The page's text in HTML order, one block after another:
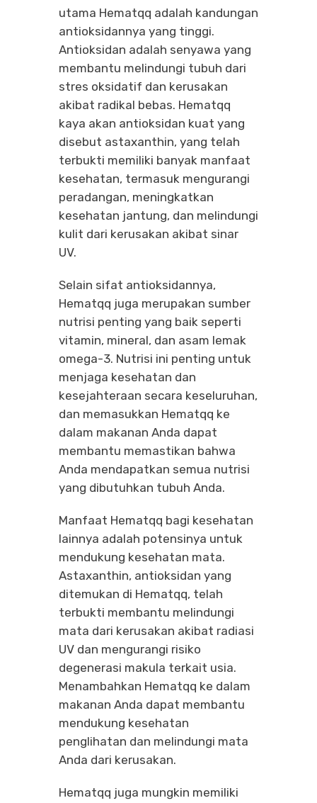
utama Hematqq adalah kandungan
antioksidannya yang tinggi.
Antioksidan adalah senyawa yang
membantu melindungi tubuh dari
stres oksidatif dan kerusakan
akibat radikal bebas. Hematqq
kaya akan antioksidan kuat yang
disebut astaxanthin, yang telah
terbukti memiliki banyak manfaat
kesehatan, termasuk mengurangi
peradangan, meningkatkan
kesehatan jantung, dan melindungi
kulit dari kerusakan akibat sinar
UV.
Selain sifat antioksidannya,
Hematqq juga merupakan sumber
nutrisi penting yang baik seperti
vitamin, mineral, dan asam lemak
omega-3. Nutrisi ini penting untuk
menjaga kesehatan dan
kesejahteraan secara keseluruhan,
dan memasukkan Hematqq ke
dalam makanan Anda dapat
membantu memastikan bahwa
Anda mendapatkan semua nutrisi
yang dibutuhkan tubuh Anda.
Manfaat Hematqq bagi kesehatan
lainnya adalah potensinya untuk
mendukung kesehatan mata.
Astaxanthin, antioksidan yang
ditemukan di Hematqq, telah
terbukti membantu melindungi
mata dari kerusakan akibat radiasi
UV dan mengurangi risiko
degenerasi makula terkait usia.
Menambahkan Hematqq ke dalam
makanan Anda dapat membantu
mendukung kesehatan
penglihatan dan melindungi mata
Anda dari kerusakan.
Hematqq juga mungkin memiliki